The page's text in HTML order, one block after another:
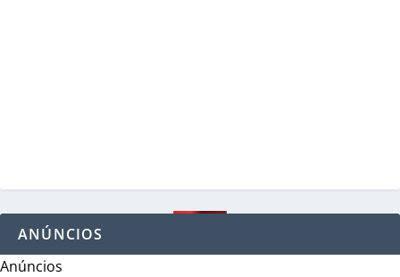
ANÚNCIOS
Anúncios